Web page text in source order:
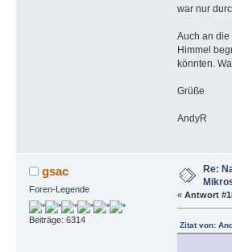
war nur
Auch an die
Himmel
könnten.
Grüße
AndyR
gsac
Foren-Legende
Beiträge: 6314
Re:
« Antwort
Zitat von: